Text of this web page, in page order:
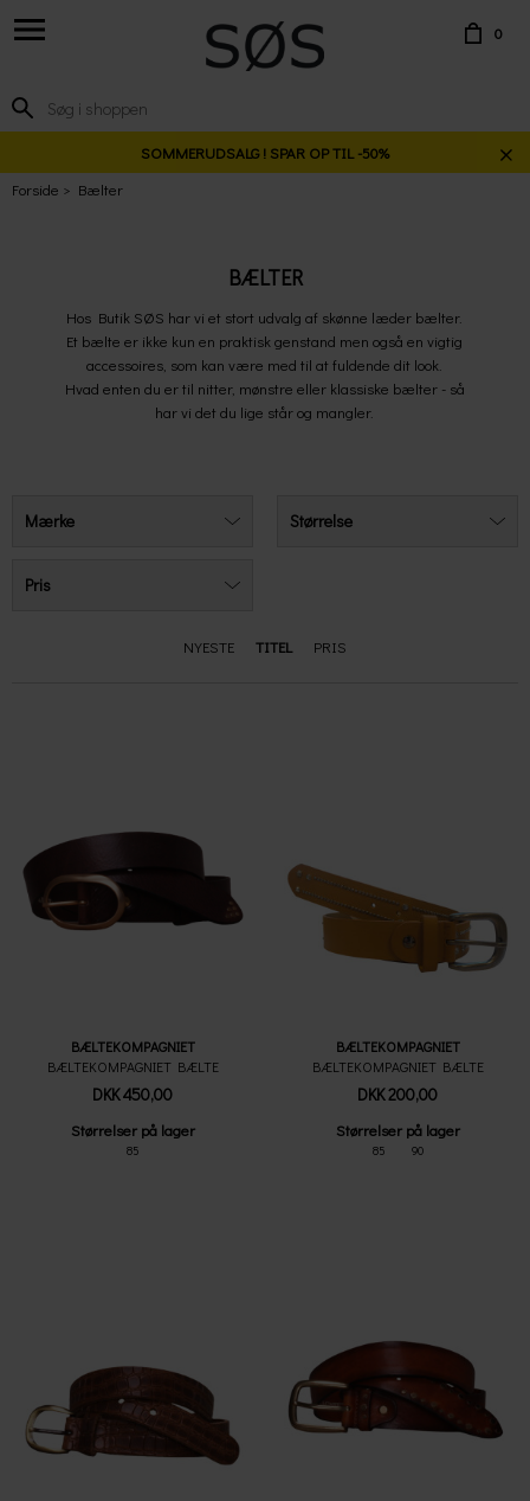
0
SOMMERUDSALG ! SPAR OP TIL -50%
Forside
Bælter
BÆLTER
Hos Butik SØS har vi et stort udvalg af skønne læder bælter.
Et bælte er ikke kun en praktisk genstand men også en vigtig
accessoires, som kan være med til at fuldende dit look.
Hvad enten du er til nitter, mønstre eller klassiske bælter - så
har vi det du lige står og mangler.
Mærke Størrelse
Pris
NYESTE TITEL PRIS
Størrelser på lager
85
BÆLTEKOMPAGNIET
BÆLTEKOMPAGNIET BÆLTE
DKK 450,00
Størrelser på lager
85 90
BÆLTEKOMPAGNIET
BÆLTEKOMPAGNIET BÆLTE
DKK 200,00